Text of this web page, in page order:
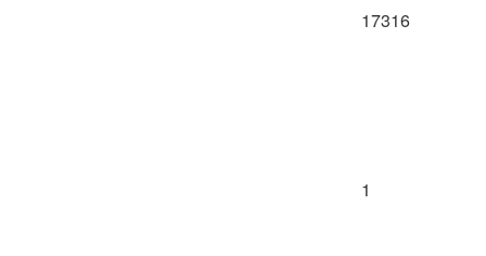
17316
1